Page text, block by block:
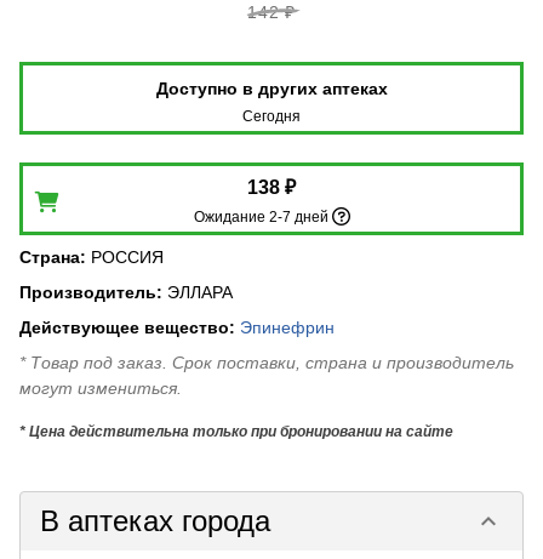
142 ₽
Доступно в других аптеках
Сегодня
138 ₽
Ожидание 2-7 дней
Страна: РОССИЯ
Производитель: ЭЛЛАРА
Действующее вещество: Эпинефрин
* Товар под заказ. Срок поставки, страна и производитель
могут измениться.
* Цена действительна только при бронировании на сайте
В аптеках города keyboard_arrow_down